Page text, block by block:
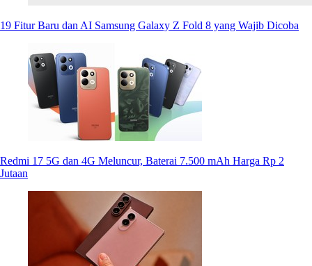
19 Fitur Baru dan AI Samsung Galaxy Z Fold 8 yang Wajib Dicoba
Redmi 17 5G dan 4G Meluncur, Baterai 7.500 mAh Harga Rp 2
Jutaan